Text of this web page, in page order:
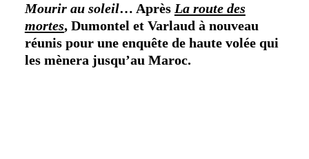
Mourir au soleil… Après La route des
mortes, Dumontel et Varlaud à nouveau
réunis pour une enquête de haute volée qui
les mènera jusqu’au Maroc.